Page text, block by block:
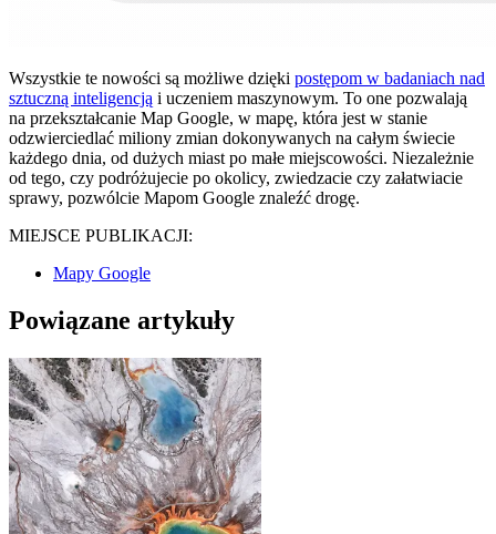
Wszystkie te nowości są możliwe dzięki postępom w badaniach nad
sztuczną inteligencją i uczeniem maszynowym. To one pozwalają
na przekształcanie Map Google, w mapę, która jest w stanie
odzwierciedlać miliony zmian dokonywanych na całym świecie
każdego dnia, od dużych miast po małe miejscowości. Niezależnie
od tego, czy podróżujecie po okolicy, zwiedzacie czy załatwiacie
sprawy, pozwólcie Mapom Google znaleźć drogę.
MIEJSCE PUBLIKACJI:
Mapy Google
Powiązane artykuły